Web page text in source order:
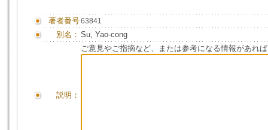
著者番号63841
別名： Su, Yao-cong
説明：
ご意見やご指摘など、または参考になる情報があれ